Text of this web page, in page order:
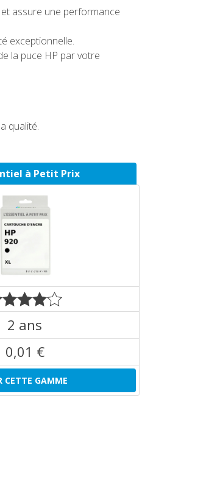
assure une performance
exceptionnelle.
la puce HP par votre
qualité.
à Petit Prix
2 ans
0,01 €
CETTE GAMME